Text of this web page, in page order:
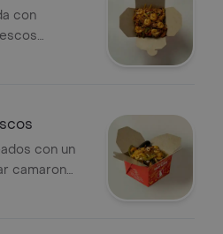
con
palmito
con un
camaron
de